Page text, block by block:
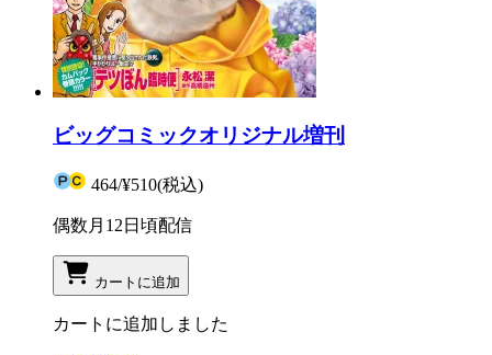
ビッグコミックオリジナル増刊
464/¥510(税込)
偶数月12日頃配信
カートに追加
カートに追加しました